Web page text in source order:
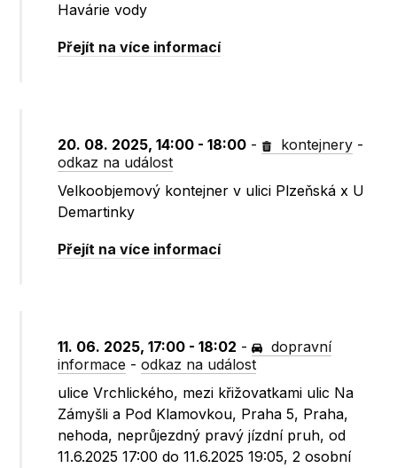
Havárie vody
Přejít na více informací
20. 08. 2025, 14:00 - 18:00 - kontejnery -
odkaz na událost
Velkoobjemový kontejner v ulici Plzeňská x U
Demartinky
Přejít na více informací
11. 06. 2025, 17:00 - 18:02 -
dopravní
informace -odkaz na událost
ulice Vrchlického, mezi křižovatkami ulic Na
Zámyšli a Pod Klamovkou, Praha 5, Praha,
nehoda, neprůjezdný pravý jízdní pruh, od
11.6.2025 17:00 do 11.6.2025 19:05, 2 osobní